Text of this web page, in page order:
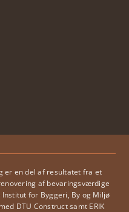
er en del af resultatet fra et
af bevaringsværdige
for Byggeri, By og Miljø
DTU Construct samt ERIK